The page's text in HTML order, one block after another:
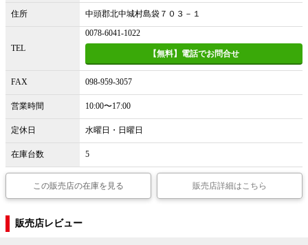
住所 中頭郡北中城村島袋７０３－１
TEL
0078-6041-1022
【無料】電話でお問合せ
FAX 098-959-3057
営業時間 10:00〜17:00
定休日 水曜日・日曜日
在庫台数 5
この販売店の在庫を見る 販売店詳細はこちら
販売店レビュー